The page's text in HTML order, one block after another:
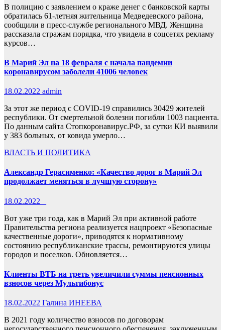
В полицию с заявлением о краже денег с банковской карты
обратилась 61-летняя жительница Медведевского района,
сообщили в пресс-службе регионального МВД. Женщина
рассказала стражам порядка, что увидела в соцсетях рекламу
курсов…
В Марий Эл на 18 февраля с начала пандемии
коронавирусом заболели 41006 человек
18.02.2022 admin
За этот же период с COVID-19 справились 30429 жителей
республики. От смертельной болезни погибли 1003 пациента.
По данным сайта Стопкоронавирус.РФ, за сутки КИ выявили
у 383 больных, от ковида умерло…
ВЛАСТЬ И ПОЛИТИКА
Александр Герасименко: «Качество дорог в Марий Эл
продолжает меняться в лучшую сторону»
18.02.2022
Вот уже три года, как в Марий Эл при активной работе
Правительства региона реализуется нацпроект «Безопасные
качественные дороги», приводятся к нормативному
состоянию республиканские трассы, ремонтируются улицы
городов и поселков. Обновляется…
Клиенты ВТБ на треть увеличили суммы пенсионных
взносов через Мультибонус
18.02.2022 Галина ИНЕЕВА
В 2021 году количество взносов по договорам